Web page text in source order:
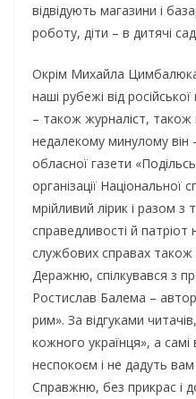
відвідують магазини і
роботу, діти – в дитячі
Окрім Михайла
наші рубежі від
– також журналіст, також
недалекому минулому він
обласної газети
організації Національної
мрійливий лірик і разом
справедливості й
службових справах також
Деражню, спілкувався з
Ростислав Балема –
рим». За відгуками
кожного українця», а
неспокоєм і не дадуть вам
Справжню, без прикрас і